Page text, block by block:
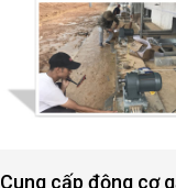
Cung cấp động cơ